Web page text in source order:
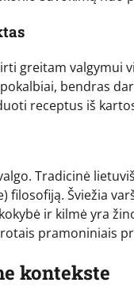
greitam valgymui
bendras
receptus iš
Tradicinė
filosofiją. Šviežia
ir kilmė yra
pramoniniais
kontekste